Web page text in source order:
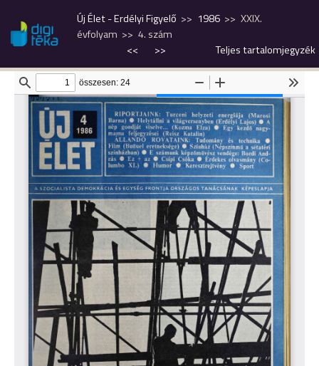
Új Élet - Erdélyi Figyelő 1986
XXIX.
évfolyam
4. szám
<<
>> Teljes tartalomjegyzék